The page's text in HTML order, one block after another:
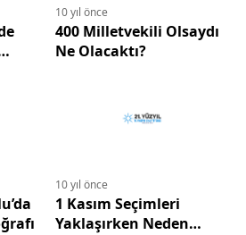
10 yıl önce
400 Milletvekili Olsaydı
Ne Olacaktı?
10 yıl önce
1 Kasım Seçimleri
Yaklaşırken Neden